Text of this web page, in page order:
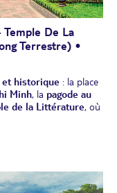
De La
Terrestre) •
historique : la place
Minh, la pagode au
de la Littérature, où
Promenade à
se trouve le temple
du vieux quartier
maisons datant de